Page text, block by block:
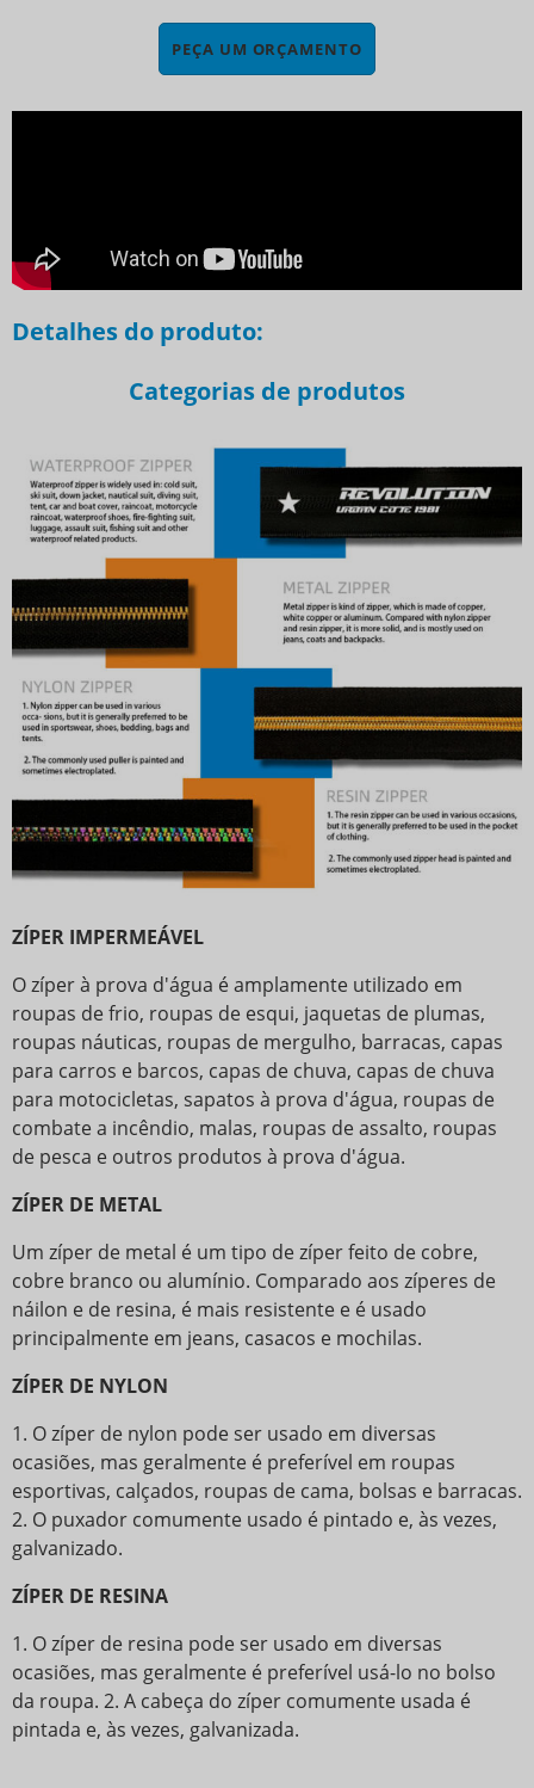
PEÇA UM ORÇAMENTO
Detalhes do produto:
Categorias de produtos
ZÍPER IMPERMEÁVEL
O zíper à prova d'água é amplamente utilizado em
roupas de frio, roupas de esqui, jaquetas de plumas,
roupas náuticas, roupas de mergulho, barracas, capas
para carros e barcos, capas de chuva, capas de chuva
para motocicletas, sapatos à prova d'água, roupas de
combate a incêndio, malas, roupas de assalto, roupas
de pesca e outros produtos à prova d'água.
ZÍPER DE METAL
Um zíper de metal é um tipo de zíper feito de cobre,
cobre branco ou alumínio. Comparado aos zíperes de
náilon e de resina, é mais resistente e é usado
principalmente em jeans, casacos e mochilas.
ZÍPER DE NYLON
1. O zíper de nylon pode ser usado em diversas
ocasiões, mas geralmente é preferível em roupas
esportivas, calçados, roupas de cama, bolsas e barracas.
2. O puxador comumente usado é pintado e, às vezes,
galvanizado.
ZÍPER DE RESINA
1. O zíper de resina pode ser usado em diversas
ocasiões, mas geralmente é preferível usá-lo no bolso
da roupa. 2. A cabeça do zíper comumente usada é
pintada e, às vezes, galvanizada.